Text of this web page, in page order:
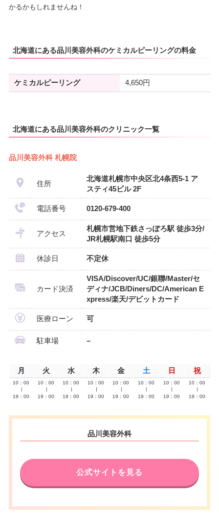
かるかもしれませんね！
北海道にある品川美容外科のケミカルピーリングの料金
ケミカルピーリング 4,650円
北海道にある品川美容外科のクリニック一覧
品川美容外科 札幌院
住所
北海道札幌市中央区北4条西5-1 ア
スティ45ビル 2F
電話番号 0120-679-400
アクセス
札幌市営地下鉄さっぽろ駅 徒歩3分/
JR札幌駅南口 徒歩5分
休診日 不定休
カード決済
VISA/Discover/UC/銀聯/Master/セ
ディナ/JCB/Diners/DC/American E
xpress/楽天/デビットカード
医療ローン 可
駐車場 –
月 火 水 木 金 土 日 祝
10：00
19：00
10：00
19：00
10：00
19：00
10：00
19：00
10：00
19：00
10：00
19：00
10：00
19：00
10：00
19：00
品川美容外科
公式サイトを見る